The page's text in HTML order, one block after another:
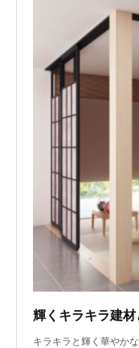
キラキラと輝く華やか